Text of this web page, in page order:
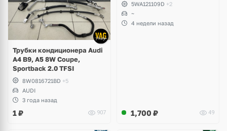
Трубки кондиционера Audi
A4 B9, A5 8W Coupe,
Sportback 2.0 TFSI
8W0816721BD +5
AUDI
3 года назад
1 ₽ 907
5WA121109D +2
~
4 недели назад
1,700 ₽ 49